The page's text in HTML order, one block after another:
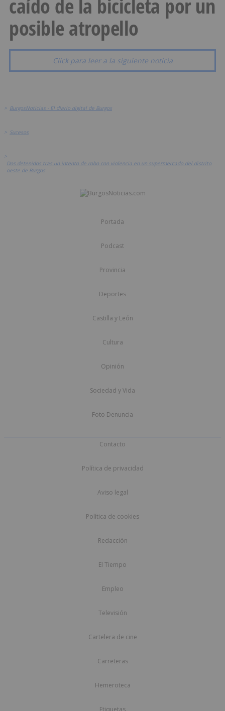
caído de la bicicleta por un
posible atropello
Click para leer a la siguiente noticia
> BurgosNoticias - El diario digital de Burgos
> Sucesos
>
Dos detenidos tras un intento de robo con violencia en un supermercado del distrito
oeste de Burgos
Portada
Podcast
Provincia
Deportes
Castilla y León
Cultura
Opinión
Sociedad y Vida
Foto Denuncia
Contacto
Política de privacidad
Aviso legal
Política de cookies
Redacción
El Tiempo
Empleo
Televisión
Cartelera de cine
Carreteras
Hemeroteca